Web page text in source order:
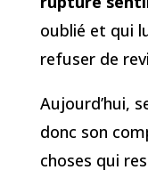
oublié et qui
refuser de
Aujourd’hui,
donc son
choses qui